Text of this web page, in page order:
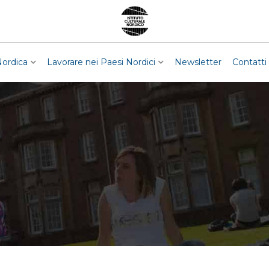
Lavorare nei Paesi Nordici Newsletter Contatti